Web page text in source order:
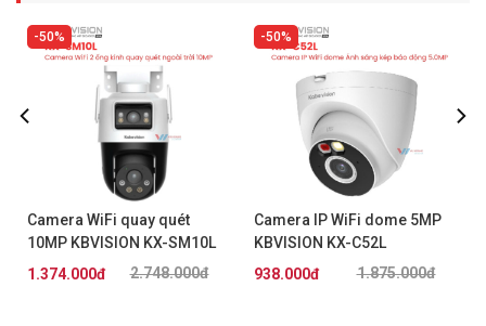
50%
Camera WiFi quay quét
10MP KBVISION KX-SM10L
2.748.000đ
1.374.000đ
50%
Camera IP WiFi dome 5MP
KBVISION KX-C52L
1.875.000đ
938.000đ